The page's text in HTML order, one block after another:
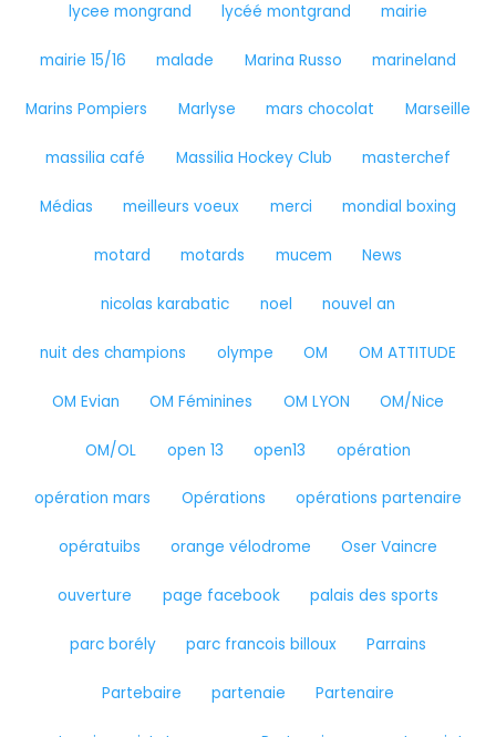
lycee mongrand lycéé montgrand mairie
mairie 15/16 malade Marina Russo marineland
Marins Pompiers Marlyse mars chocolat Marseille
massilia café Massilia Hockey Club masterchef
Médias meilleurs voeux merci mondial boxing
motard motards mucem News
nicolas karabatic noel nouvel an
nuit des champions olympe OM OM ATTITUDE
OM Evian OM Féminines OM LYON OM/Nice
OM/OL open 13 open13 opération
opération mars Opérations opérations partenaire
opératuibs orange vélodrome Oser Vaincre
ouverture page facebook palais des sports
parc borély parc francois billoux Parrains
Partebaire partenaie Partenaire